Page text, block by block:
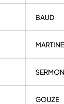
BAUD
GOUZE